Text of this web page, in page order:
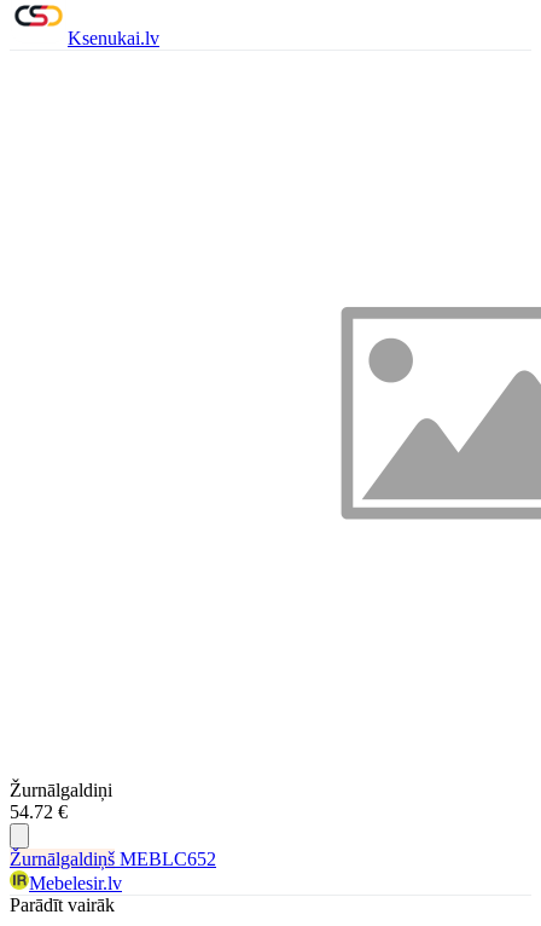
Ksenukai.lv
Žurnālgaldiņi
54.72 €
Žurnālgaldiņš MEBLC652
Mebelesir.lv
Parādīt vairāk